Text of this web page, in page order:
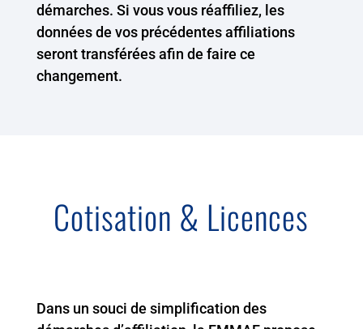
démarches. Si vous vous réaffiliez, les
données de vos précédentes affiliations
seront transférées afin de faire ce
changement.
Cotisation & Licences
Dans un souci de simplification des